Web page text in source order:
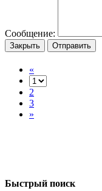
Сообщение:
Закрыть Отправить
«
2
3
»
Быстрый поиск